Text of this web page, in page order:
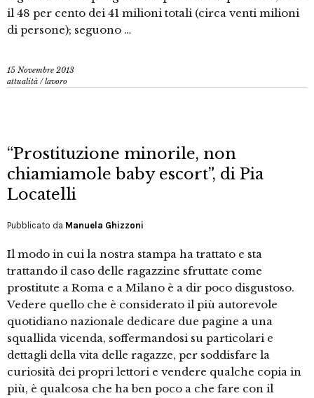
il 48 per cento dei 41 milioni totali (circa venti milioni
di persone); seguono …
15 Novembre 2013
attualità /lavoro
“Prostituzione minorile, non
chiamiamole baby escort”, di Pia
Locatelli
Pubblicato da Manuela Ghizzoni
Il modo in cui la nostra stampa ha trattato e sta
trattando il caso delle ragazzine sfruttate come
prostitute a Roma e a Milano è a dir poco disgustoso.
Vedere quello che è considerato il più autorevole
quotidiano nazionale dedicare due pagine a una
squallida vicenda, soffermandosi su particolari e
dettagli della vita delle ragazze, per soddisfare la
curiosità dei propri lettori e vendere qualche copia in
più, è qualcosa che ha ben poco a che fare con il